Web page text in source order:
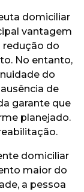
domiciliar
vantagem
redução do
No entanto,
do
de
garante que
planejado.
domiciliar
maior do
a pessoa